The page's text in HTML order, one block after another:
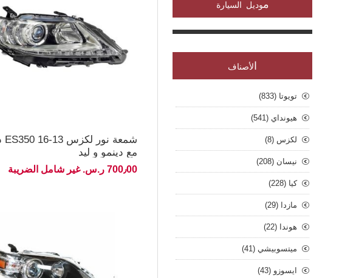
مع دينمو و ليد
700٫00 ر.س.‏ غير شامل الضريبة
موديل السيارة
لأصناف
تويوتا (833)
هيونداي (541)
لكزس (8)
نيسان (208)
كيا (228)
مازدا (29)
هوندا (22)
ميتسوبيشي (41)
ايسوزو (43)